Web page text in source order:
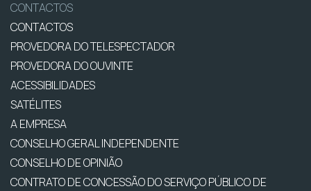
CONTACTOS
CONTACTOS
PROVEDORA DO TELESPECTADOR
PROVEDORA DO OUVINTE
ACESSIBILIDADES
SATÉLITES
A EMPRESA
CONSELHO GERAL INDEPENDENTE
CONSELHO DE OPINIÃO
CONTRATO DE CONCESSÃO DO SERVIÇO PÚBLICO DE